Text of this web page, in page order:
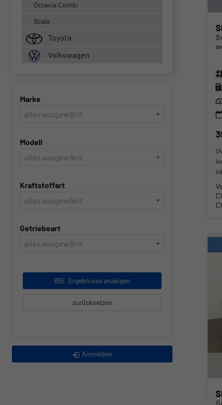
Octavia Combi
Scala
Toyota
Volkswagen
Marke
alles ausgewählt
Modell
alles ausgewählt
Kraftstoffart
alles ausgewählt
Getriebeart
alles ausgewählt
855 Ergebnisse anzeigen
zurücksetzen
Anmelden